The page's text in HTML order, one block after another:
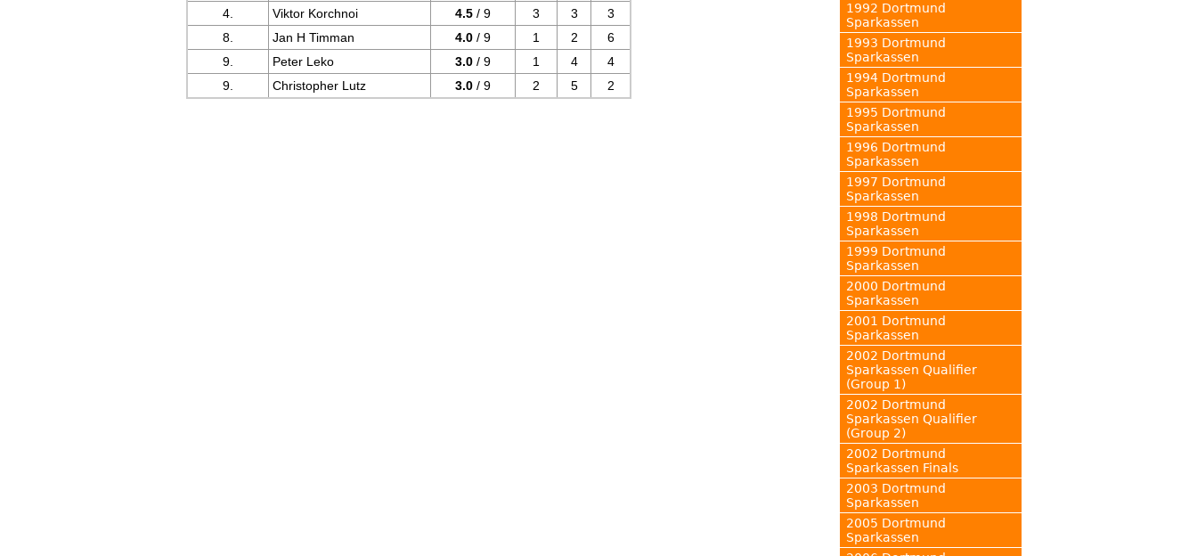
4.
Viktor Korchnoi 4.5 / 9 3 3
3
8.
Jan H Timman 4.0 / 9 1 2
6
9.
Peter Leko 3.0 / 9 1 4
4
9.
Christopher Lutz 3.0 / 9 2 5 2
1992 Dortmund
Sparkassen
1993 Dortmund
Sparkassen
1994 Dortmund
Sparkassen
1995 Dortmund
Sparkassen
1996 Dortmund
Sparkassen
1997 Dortmund
Sparkassen
1998 Dortmund
Sparkassen
1999 Dortmund
Sparkassen
2000 Dortmund
Sparkassen
2001 Dortmund
Sparkassen
2002 Dortmund
Sparkassen Qualifier
(Group 1)
2002 Dortmund
Sparkassen Qualifier
(Group 2)
2002 Dortmund
Sparkassen Finals
2003 Dortmund
Sparkassen
2005 Dortmund
Sparkassen